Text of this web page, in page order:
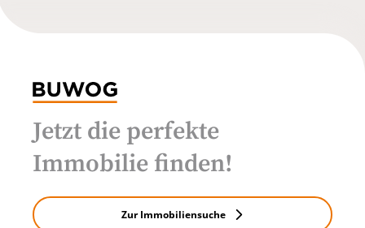
Jetzt die perfekte
Immobilie finden!
Zur Immobiliensuche